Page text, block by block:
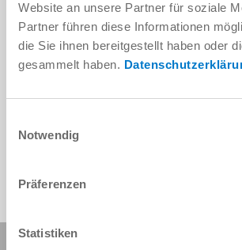
Website an unsere Partner für soziale
Partner führen diese Informationen
die Sie ihnen bereitgestellt haben oder
gesammelt haben.
Notwendig
Präferenzen
Statistiken